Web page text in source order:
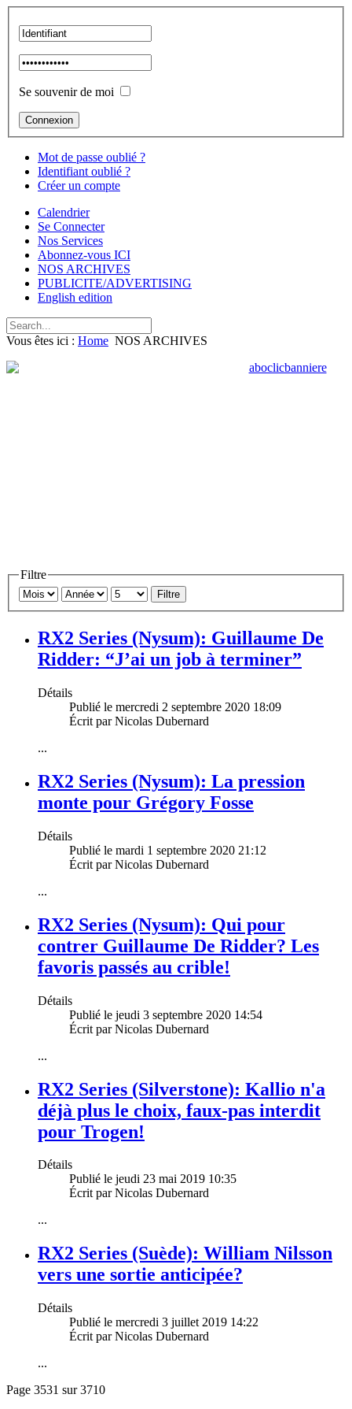
Se souvenir de moi
Mot de passe oublié ?
Identifiant oublié ?
Créer un compte
Calendrier
Se Connecter
Nos Services
Abonnez-vous ICI
NOS ARCHIVES
PUBLICITE/ADVERTISING
English edition
Vous êtes ici : Home NOS ARCHIVES
Filtre
Filtre
RX2 Series (Nysum): Guillaume De
Ridder: “J’ai un job à terminer”
Détails
Publié le mercredi 2 septembre 2020 18:09
Écrit par Nicolas Dubernard
...
RX2 Series (Nysum): La pression
monte pour Grégory Fosse
Détails
Publié le mardi 1 septembre 2020 21:12
Écrit par Nicolas Dubernard
...
RX2 Series (Nysum): Qui pour
contrer Guillaume De Ridder? Les
favoris passés au crible!
Détails
Publié le jeudi 3 septembre 2020 14:54
Écrit par Nicolas Dubernard
...
RX2 Series (Silverstone): Kallio n'a
déjà plus le choix, faux-pas interdit
pour Trogen!
Détails
Publié le jeudi 23 mai 2019 10:35
Écrit par Nicolas Dubernard
...
RX2 Series (Suède): William Nilsson
vers une sortie anticipée?
Détails
Publié le mercredi 3 juillet 2019 14:22
Écrit par Nicolas Dubernard
...
Page 3531 sur 3710